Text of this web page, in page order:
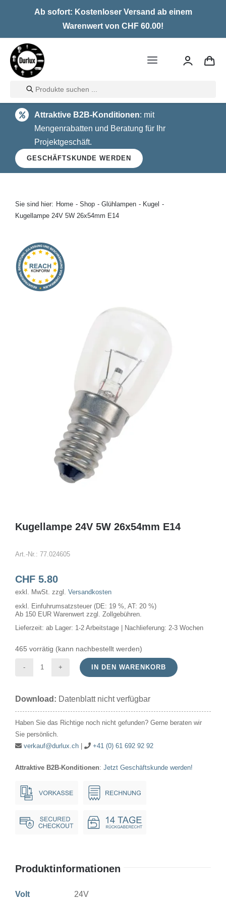
Ab sofort: Kostenloser Versand ab einem
Warenwert von CHF 60.00!
Toggle
Home
LED
Halogen
Glühlampen
Kontakt
Onlineshop
Products
search
Attraktive B2B-Konditionen: mit
Mengenrabatten und Beratung für Ihr
Projektgeschäft.
GESCHÄFTSKUNDE WERDEN
Sie sind hier: Home Shop Glühlampen
Kugel
Kugellampe 24V 5W 26x54mm E14
Kugellampe 24V 5W 26x54mm E14
Art.-Nr.: 77.024605
CHF5.80
exkl. MwSt. zzgl. Versandkosten
exkl. Einfuhrumsatzsteuer (DE: 19 %, AT: 20 %)
Ab 150 EUR Warenwert zzgl. Zollgebühren.
Lieferzeit: ab Lager: 1-2 Arbeitstage | Nachlieferung: 2-3 Wochen
465 vorrätig (kann nachbestellt werden)
Kugellampe
5W
E14
Menge
IN DEN WARENKORB
Download: Datenblatt nicht verfügbar
Haben Sie das Richtige noch nicht gefunden? Gerne beraten wir
Sie persönlich.
verkauf@durlux.ch| +41 (0) 61 692 92 92
Attraktive B2B-Konditionen: Jetzt Geschäftskunde werden!
Produktinformationen
Volt 24V